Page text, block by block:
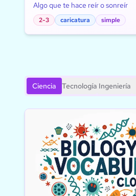
Algo que te hace reír o sonreír
2-3 caricatura simple
Ciencia Tecnología Ingeniería